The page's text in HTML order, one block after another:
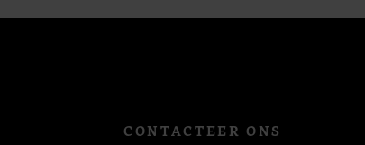
CONTACTEER ONS